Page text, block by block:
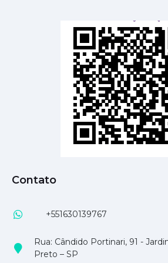
Contato
+551630139767
Rua: Cândido Portinari, 91 -
Preto – SP